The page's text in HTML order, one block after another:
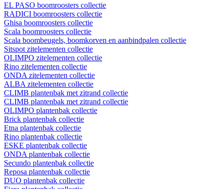
EL PASO boomroosters collectie
RADICI boomroosters collectie
Ghisa boomroosters collectie
Scala boomroosters collectie
Scala boombeugels, boomkorven en aanbindpalen collectie
Sitspot zitelementen collectie
OLIMPO zitelementen collectie
Rino zitelementen collectie
ONDA zitelementen collectie
ALBA zitelementen collectie
CLIMB plantenbak met zitrand collectie
CLIMB plantenbak met zitrand collectie
OLIMPO plantenbak collectie
Brick plantenbak collectie
Etna plantenbak collectie
Rino plantenbak collectie
ESKE plantenbak collectie
ONDA plantenbak collectie
Secundo plantenbak collectie
Reposa plantenbak collectie
DUO plantenbak collectie